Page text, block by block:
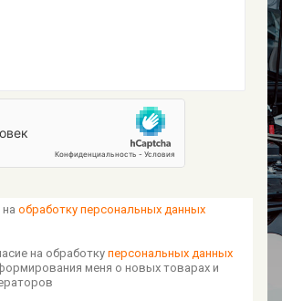
обработку персональных данных
на обработку персональных данных
меня о новых товарах и